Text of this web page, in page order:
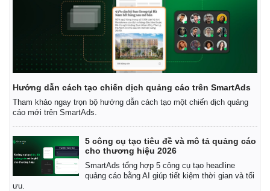
Cuộc sống đó đây
Hồ sơ
Multimedia
Video
Ảnh
E-Magazine
Infographic
Hướng dẫn cách tạo chiến dịch quảng cáo trên SmartAds
Tham khảo ngay trọn bộ hướng dẫn cách tạo một chiến dịch quảng
cáo mới trên SmartAds.
5 công cụ tạo tiêu đề và mô tả quảng cáo
cho thương hiệu 2026
SmartAds tổng hợp 5 công cụ tạo headline
quảng cáo bằng AI giúp tiết kiệm thời gian và tối
ưu.